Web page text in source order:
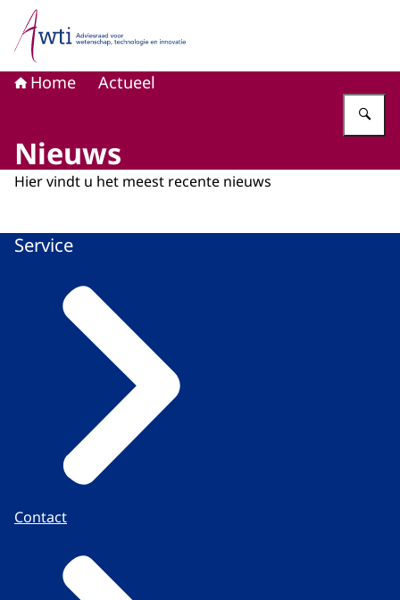
Naar de homepage van Adviesraad voor wetenschap,
Home Actueel
Nieuws
Hier vindt u het meest recente nieuws
Service
Contact